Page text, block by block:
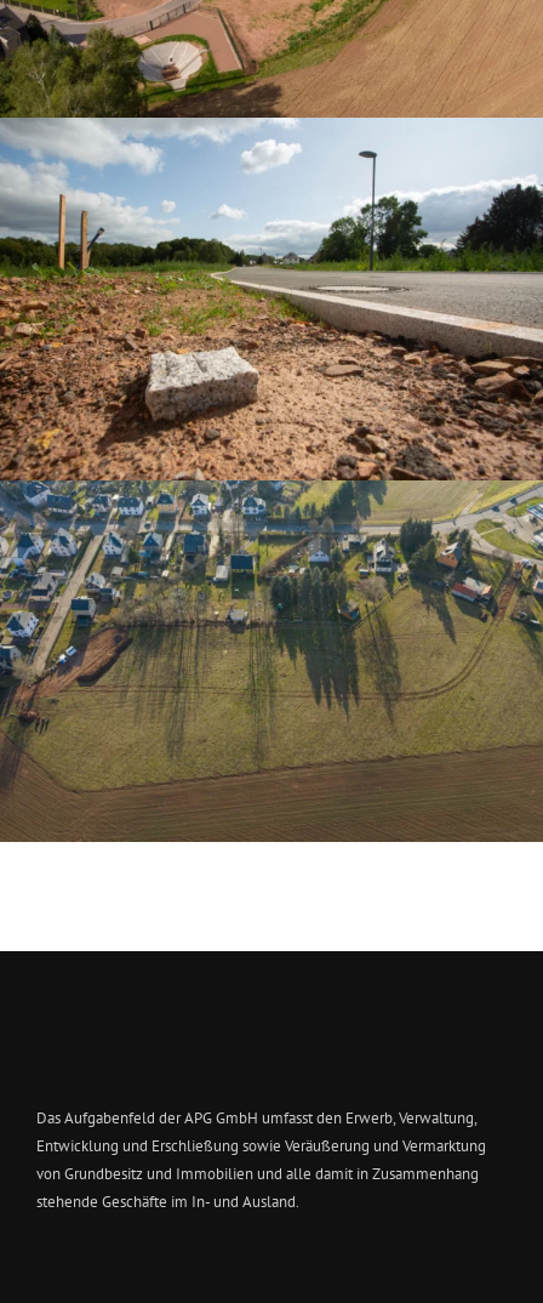
Das Aufgabenfeld der APG GmbH umfasst den Erwerb, Verwaltung,
Entwicklung und Erschließung sowie Veräußerung und Vermarktung
von Grundbesitz und Immobilien und alle damit in Zusammenhang
stehende Geschäfte im In- und Ausland.